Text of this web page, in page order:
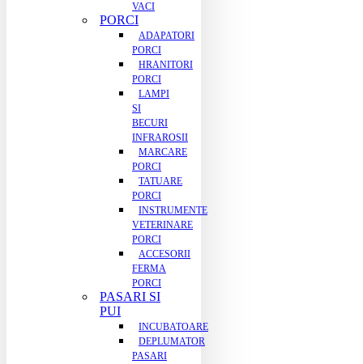
VACI
PORCI
ADAPATORI
PORCI
HRANITORI
PORCI
LAMPI
SI
BECURI
INFRAROSII
MARCARE
PORCI
TATUARE
PORCI
INSTRUMENTE
VETERINARE
PORCI
ACCESORII
FERMA
PORCI
PASARI SI
PUI
INCUBATOARE
DEPLUMATOR
PASARI